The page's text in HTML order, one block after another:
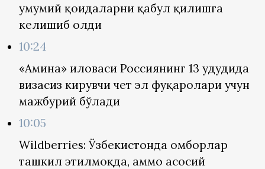
умумий қоидаларни қабул қилишга
келишиб олди
10:24
«Амина» иловаси Россиянинг 13 ҳудудида
визасиз кирувчи чет эл фуқаролари учун
мажбурий бўлади
10:05
Wildberries: Ўзбекистонда омборлар
ташкил этилмоқда, аммо асосий